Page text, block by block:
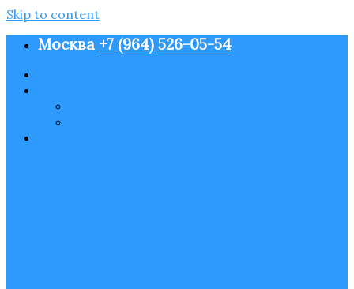
Skip to content
Москва +7 (964) 526-05-54